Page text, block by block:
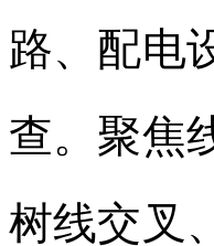
路、配电
查。聚焦
树线交叉